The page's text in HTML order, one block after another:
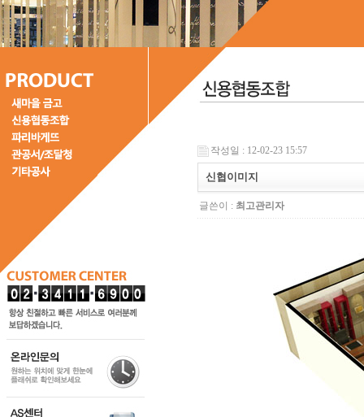
작성일 : 12-02-23 15:57
신협이미지
글쓴이 : 최고관리자